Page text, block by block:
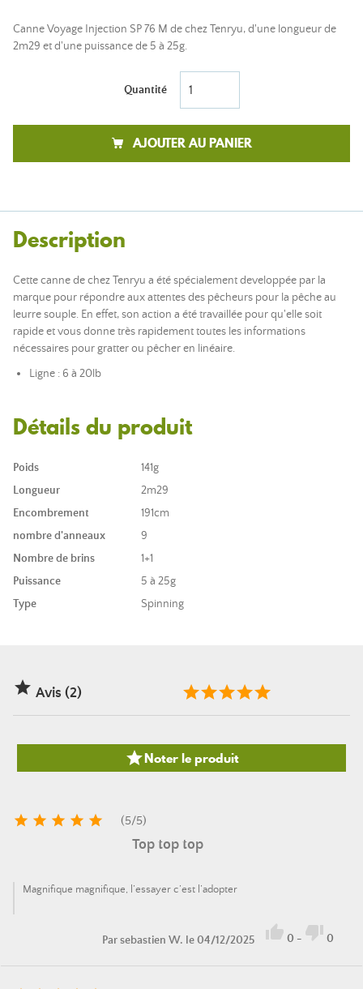
Canne Voyage Injection SP 76 M de chez Tenryu, d'une longueur de
2m29 et d'une puissance de 5 à 25g.
Quantité
AJOUTER AU PANIER
Description
Cette canne de chez Tenryu a été spécialement developpée par la
marque pour répondre aux attentes des pêcheurs pour la pêche au
leurre souple. En effet, son action a été travaillée pour qu'elle soit
rapide et vous donne très rapidement toutes les informations
nécessaires pour gratter ou pêcher en linéaire.
Ligne : 6 à 20lb
Détails du produit
Poids
141g
Longueur
2m29
Encombrement
191cm
nombre d'anneaux
9
Nombre de brins
1+1
Puissance
5 à 25g
Type
Spinning
 Avis (2)
Noter le produit
     (5/5)
Top top top
Magnifique magnifique, l’essayer c’est l’adopter
Parsebastien W. le 04/12/2025  0 -  0